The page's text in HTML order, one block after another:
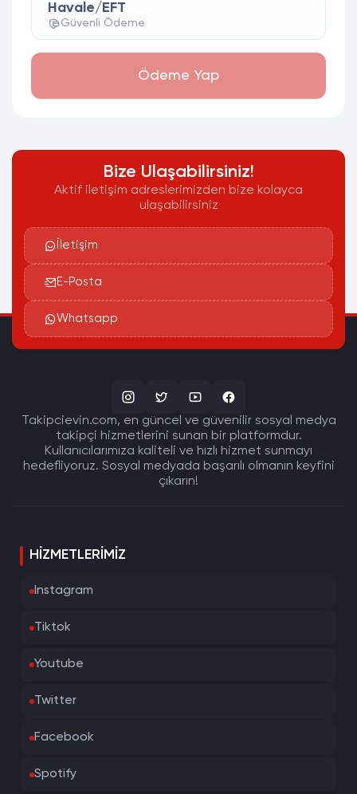
Havale/EFT
Güvenli Ödeme
Ödeme Yap
Bize Ulaşabilirsiniz!
Aktif iletişim adreslerimizden bize kolayca
ulaşabilirsiniz
İletişim
E-Posta
Whatsapp
Takipcievin.com, en güncel ve güvenilir sosyal medya
takipçi hizmetlerini sunan bir platformdur.
Kullanıcılarımıza kaliteli ve hızlı hizmet sunmayı
hedefliyoruz. Sosyal medyada başarılı olmanın keyfini
çıkarın!
HIZMETLERIMIZ
Instagram
Tiktok
Youtube
Twitter
Facebook
Spotify